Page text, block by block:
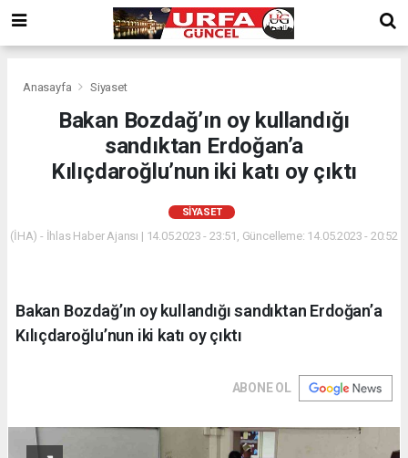
Anasayfa Siyaset
Bakan Bozdağ’ın oy kullandığı
sandıktan Erdoğan’a
Kılıçdaroğlu’nun iki katı oy çıktı
SIYASET
(İHA) - İhlas Haber Ajansı | 14.05.2023 - 23:51, Güncelleme: 14.05.2023 - 20:52
Bakan Bozdağ’ın oy kullandığı sandıktan Erdoğan’a
Kılıçdaroğlu’nun iki katı oy çıktı
ABONE OL